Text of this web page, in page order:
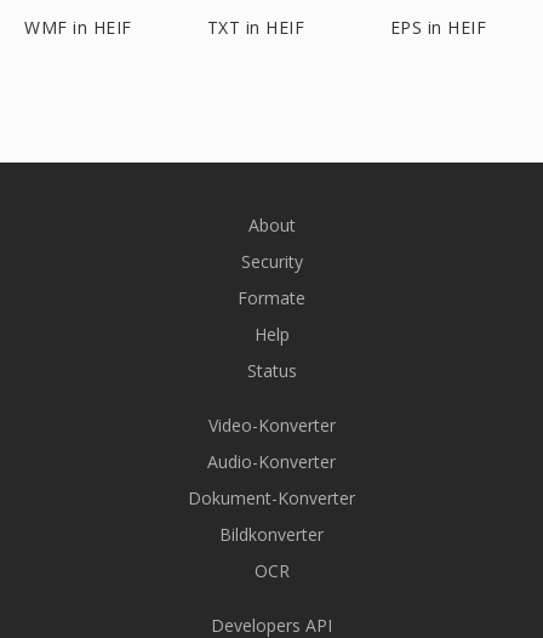
WMF in HEIF TXT in HEIF EPS in HEIF
About
Security
Formate
Help
Status
Video-Konverter
Audio-Konverter
Dokument-Konverter
Bildkonverter
OCR
Developers API